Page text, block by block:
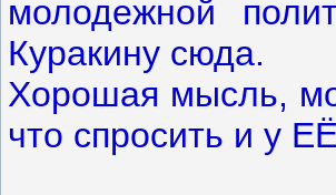
молодежной
Куракину сюда.
Хорошая мысль,
что спросить и у